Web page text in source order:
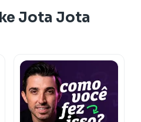
Jota Jota